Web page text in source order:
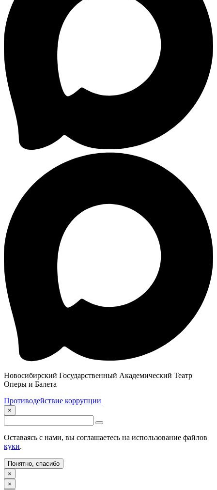
Новосибирский Государственный Академический Театр
Оперы и Балета
Противодействие коррупции
×
Оставаясь с нами, вы соглашаетесь на использование файлов
куки.
Понятно, спасибо
×
×